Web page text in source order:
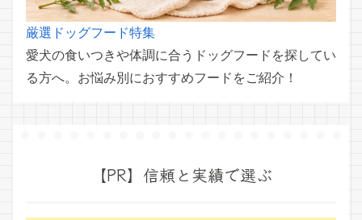
厳選ドッグフード特集
愛犬の食いつきや体調に合うドッグフードを探してい
る方へ。お悩み別におすすめフードをご紹介！
【PR】信頼と実績で選ぶ